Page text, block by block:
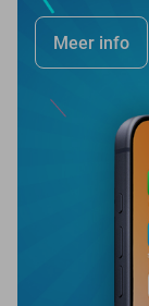
Meer info